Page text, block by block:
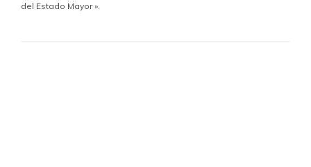
del Estado Mayor ».